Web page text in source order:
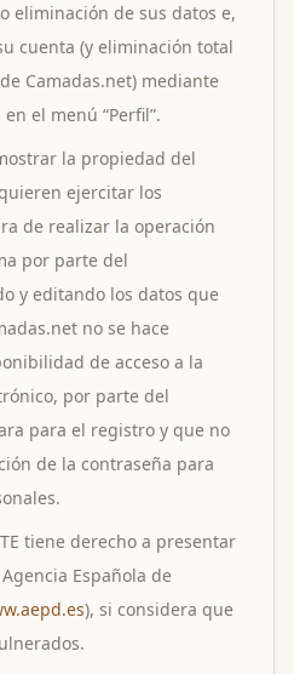
eliminación de sus datos e,
cuenta (y eliminación total
Camadas.net) mediante
el menú “Perfil”.
la propiedad del
ejercitar los
de realizar la operación
por parte del
y editando los datos que
no se hace
de acceso a la
por parte del
para el registro y que no
de la contraseña para
tiene derecho a presentar
Española de
), si considera que